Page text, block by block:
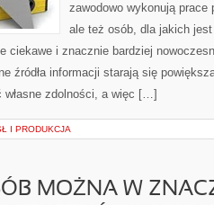
zawodowo wykonują
ale też osób, dla jakich
ciekawe i znacznie bardziej
źródła informacji starają się
własne zdolności, a więc […]
I PRODUKCJA
MOŻNA W